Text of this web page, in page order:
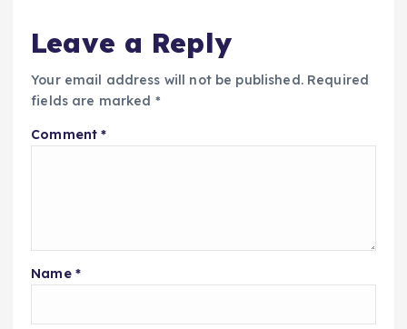
Leave a Reply
Your email address will not be published. Required
fields are marked *
Comment*
Name *